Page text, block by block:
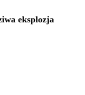
eksplozja